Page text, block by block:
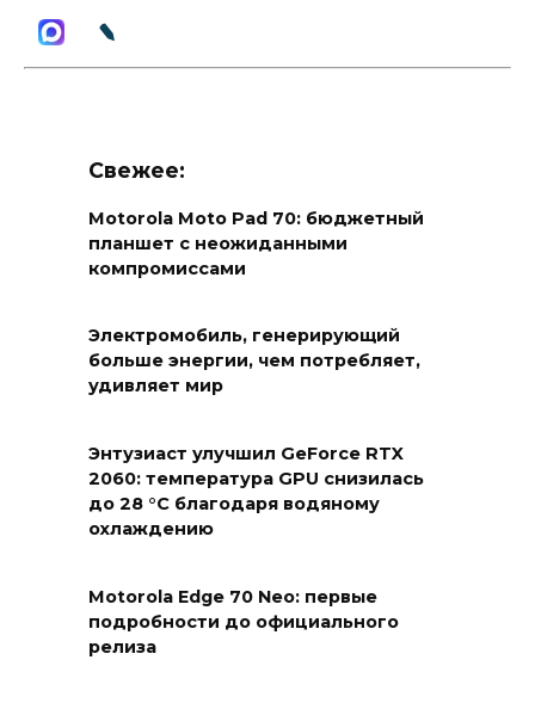
Свежее:
Motorola Moto Pad 70: бюджетный
планшет с неожиданными
компромиссами
Электромобиль, генерирующий
больше энергии, чем потребляет,
удивляет мир
Энтузиаст улучшил GeForce RTX
2060: температура GPU снизилась
до 28 °C благодаря водяному
охлаждению
Motorola Edge 70 Neo: первые
подробности до официального
релиза